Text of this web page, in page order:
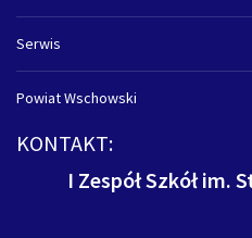
Serwis
Powiat Wschowski
KONTAKT:
I Zespół Szkół im.